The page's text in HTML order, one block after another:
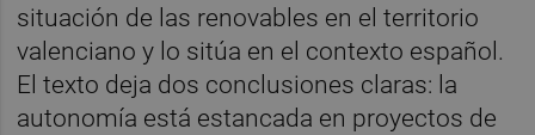
situación de las renovables en el territorio
valenciano y lo sitúa en el contexto español.
El texto deja dos conclusiones claras: la
autonomía está estancada en proyectos de